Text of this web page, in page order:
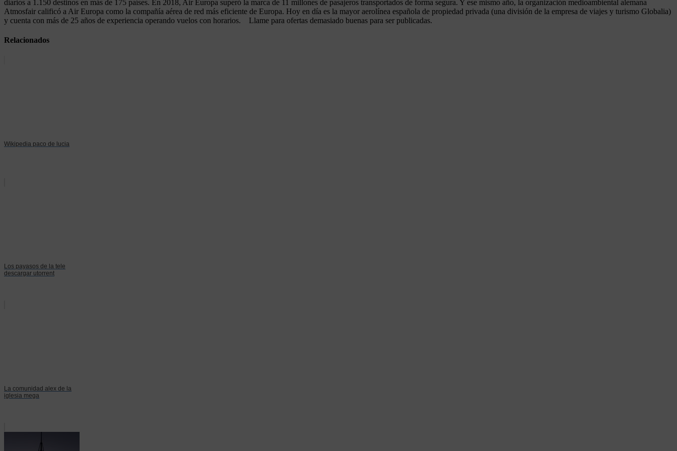
diarios a 1.150 destinos en más de 175 países. En 2018, Air Europa superó la marca de 11 millones de pasajeros transportados de forma segura. Y ese mismo año, la organización medioambiental alemana
Atmosfair calificó a Air Europa como la compañía aérea de red más eficiente de Europa. Hoy en día es la mayor aerolínea española de propiedad privada (una división de la empresa de viajes y turismo Globalia)
y cuenta con más de 25 años de experiencia operando vuelos con horarios. Llame para ofertas demasiado buenas para ser publicadas.
Relacionados
Wikipedia paco de lucia
Los payasos de la tele
descargar utorrent
La comunidad alex de la
iglesia mega